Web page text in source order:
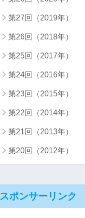
第27回（2019年）
第26回（2018年）
第25回（2017年）
第24回（2016年）
第23回（2015年）
第22回（2014年）
第21回（2013年）
第20回（2012年）
スポンサーリンク